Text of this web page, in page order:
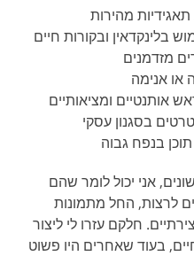
תאגידיות מהירות
בלינקדאין ובקורות חיים
מזדמנים
או אנימה
אותנטיים ומציאותיים
בסגנון עסקי
בנפח גבוה
אני יכול לומר שהם
לרצות, החל מתמונות
חלקם עזרו לי ליצור
בעוד שאחרים היו פשוט